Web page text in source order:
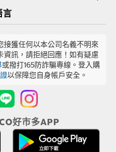
接獲任何以本公司名義不明來
資訊，請拒絕回應！如有疑慮
或撥打165防詐騙專線。登入購
以保障您自身帳戶安全。
好市多APP